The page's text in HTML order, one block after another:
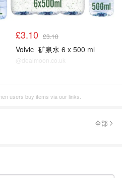
£3.10 £3.10
Volvic 矿泉水 6 x 500 ml
@dealmoon.co.uk
users buy items via our links.
全部